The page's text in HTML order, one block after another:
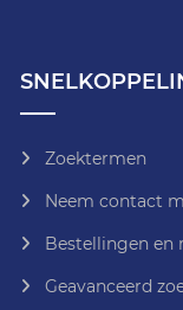
Zoektermen
Neem contact
Bestellingen en
Geavanceerd